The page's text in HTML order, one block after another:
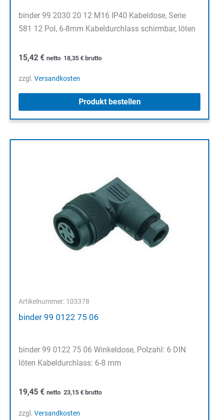
binder 99 2030 20 12 M16 IP40 Kabeldose, Serie
581 12 Pol, 6-8mm Kabeldurchlass schirmbar, löten
15,42 € netto 18,35 € brutto
zzgl. Versandkosten
Produkt bestellen
Artikelnummer: 103378
binder 99 0122 75 06
binder 99 0122 75 06 Winkeldose, Polzahl: 6 DIN
löten Kabeldurchlass: 6-8 mm
19,45 € netto 23,15 € brutto
zzgl. Versandkosten